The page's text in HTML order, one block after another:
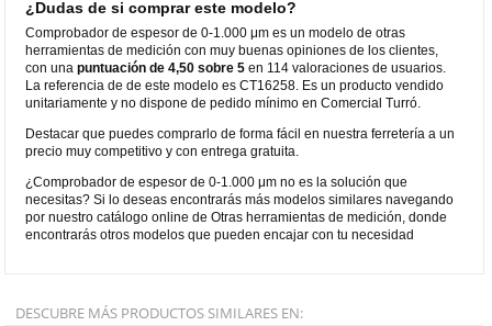
¿Dudas de si comprar este modelo?
Comprobador de espesor de 0-1.000 μm es un modelo de otras
herramientas de medición con muy buenas opiniones de los clientes,
con unapuntuación de 4,50 sobre 5 en 114 valoraciones de usuarios.
La referencia de de este modelo es CT16258. Es un producto vendido
unitariamente y no dispone de pedido mínimo en Comercial Turró.
Destacar que puedes comprarlo de forma fácil en nuestra ferretería a un
precio muy competitivo y con entrega gratuita.
¿Comprobador de espesor de 0-1.000 μm no es la solución que
necesitas? Si lo deseas encontrarás más modelos similares navegando
por nuestro catálogo online de Otras herramientas de medición, donde
encontrarás otros modelos que pueden encajar con tu necesidad
DESCUBRE MÁS PRODUCTOS SIMILARES EN: